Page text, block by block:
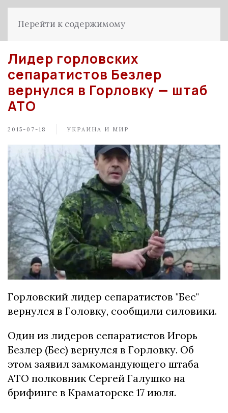
Перейти к содержимому
Лидер горловских
сепаратистов Безлер
вернулся в Горловку — штаб
АТО
2015-07-18 УКРАИНА И МИР
Горловский лидер сепаратистов "Бес"
вернулся в Головку, сообщили силовики.
Один из лидеров сепаратистов Игорь
Безлер (Бес) вернулся в Горловку. Об
этом заявил замкомандующего штаба
АТО полковник Сергей Галушко на
брифинге в Краматорске 17 июля.